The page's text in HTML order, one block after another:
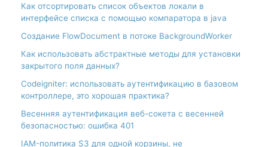
Как отсортировать список объектов локали в
интерфейсе списка с помощью компаратора в java
Создание FlowDocument в потоке BackgroundWorker
Как использовать абстрактные методы для установки
закрытого поля данных?
Codeigniter: использовать аутентификацию в базовом
контроллере, это хорошая практика?
Весенняя аутентификация веб-сокета с весенней
безопасностью: ошибка 401
IAM-политика S3 для одной корзины, не